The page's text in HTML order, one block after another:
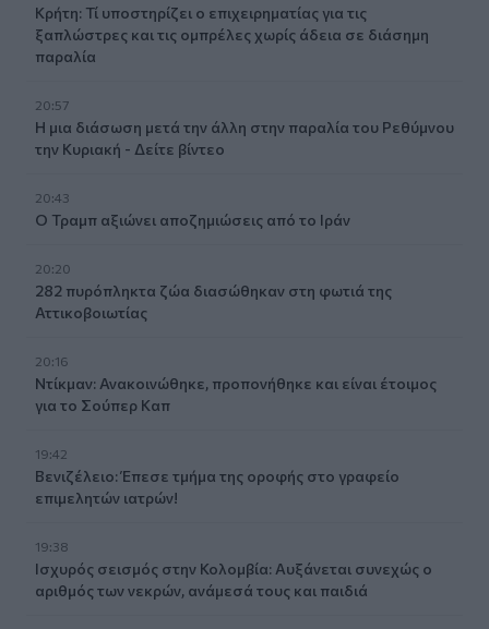
Κρήτη: Τί υποστηρίζει ο επιχειρηματίας για τις
ξαπλώστρες και τις ομπρέλες χωρίς άδεια σε διάσημη
παραλία
20:57
Η μια διάσωση μετά την άλλη στην παραλία του Ρεθύμνου
την Κυριακή - Δείτε βίντεο
20:43
Ο Τραμπ αξιώνει αποζημιώσεις από το Ιράν
20:20
282 πυρόπληκτα ζώα διασώθηκαν στη φωτιά της
Αττικοβοιωτίας
20:16
Ντίκμαν: Ανακοινώθηκε, προπονήθηκε και είναι έτοιμος
για το Σούπερ Καπ
19:42
Βενιζέλειο: Έπεσε τμήμα της οροφής στο γραφείο
επιμελητών ιατρών!
19:38
Ισχυρός σεισμός στην Κολομβία: Αυξάνεται συνεχώς ο
αριθμός των νεκρών, ανάμεσά τους και παιδιά